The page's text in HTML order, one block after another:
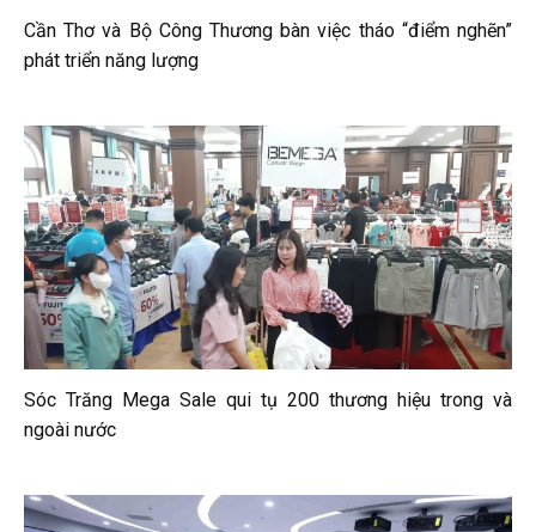
Cần Thơ và Bộ Công Thương bàn việc tháo “điểm nghẽn”
phát triển năng lượng
Sóc Trăng Mega Sale qui tụ 200 thương hiệu trong và
ngoài nước